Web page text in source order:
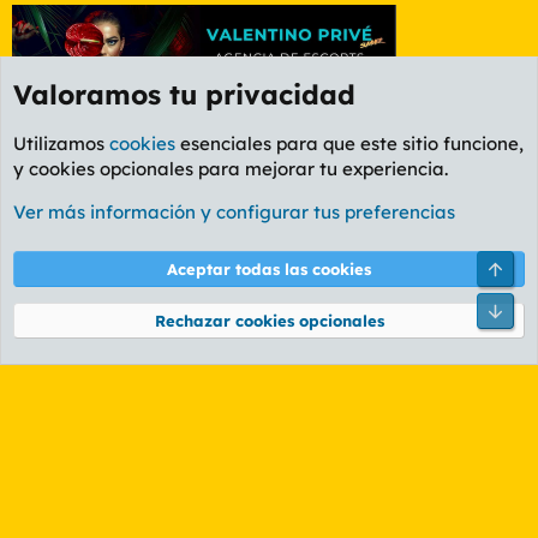
Foro General
Cookies
PL OLDSTYLE AMARILLO
Términos y reglas Política de privacidad Ayuda
Community platform by XenForo® © 2010-2026 XenForo Ltd.
Valoramos tu privacidad
Utilizamos cookies esenciales para que este sitio funcione,
y cookies opcionales para mejorar tu experiencia.
Ver más información y configurar tus preferencias
Aceptar todas las cookies
Rechazar cookies opcionales
Pie